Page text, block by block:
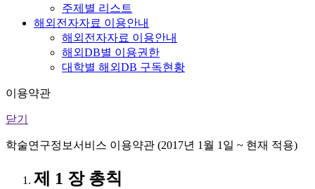
주제별 리스트
해외전자자료 이용안내
해외전자자료 이용안내
해외DB별 이용권한
대학별 해외DB 구독현황
이용약관
닫기
학술연구정보서비스 이용약관 (2017년 1월 1일 ~ 현재 적용)
제 1 장 총칙